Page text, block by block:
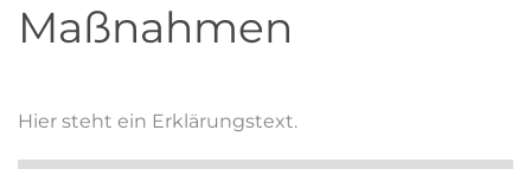
Maßnahmen
Hier steht ein Erklärungstext.